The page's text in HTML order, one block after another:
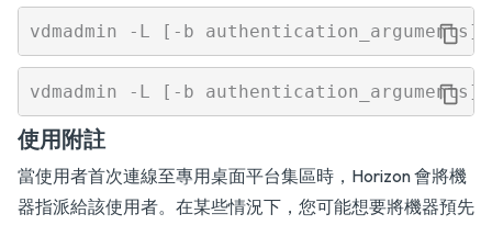
使用附註
當使用者首次連線至專用桌面平台集區時，Horizon 會將機
器指派給該使用者。在某些情況下，您可能想要將機器預先